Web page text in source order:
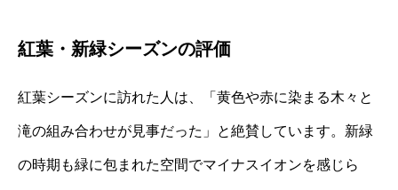
紅葉・新緑シーズンの評価
紅葉シーズンに訪れた人は、「黄色や赤に染まる木々と
滝の組み合わせが見事だった」と絶賛しています。新緑
の時期も緑に包まれた空間でマイナスイオンを感じら